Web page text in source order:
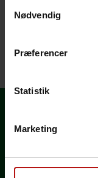
Nødvendig
Præferencer
Statistik
Marketing
irejselængde
Vælg land
Generelle